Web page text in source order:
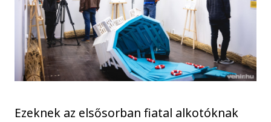
Ezeknek az elsősorban fiatal alkotóknak